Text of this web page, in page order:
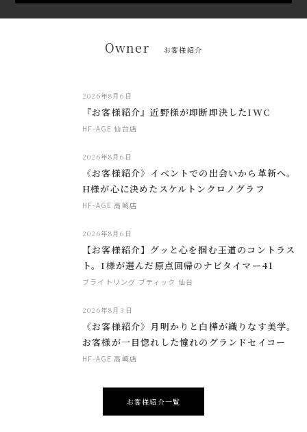
Owner お客様紹介
2026年8月6日
『お客様紹介』近野様が即断即決したIWC
HF-AGE 仙台店
2026年8月6日
《お客様紹介》イベントでの出会いから革新へ。
H様が心に決めたスケルトンクロノグラフ
HF-AGE 高崎店
2026年8月6日
【お客様紹介】グッと心を掴む王道のコントラス
ト。I様が選んだ原点回帰のナビタイマー41
ブライトリング ブティック 仙台
2026年8月3日
《お客様紹介》月明かりと白樺が織りなす美学。
お客様が一目惚れした憧れのグランドセイコー
HF-AGE 高崎店
お客様紹介一覧